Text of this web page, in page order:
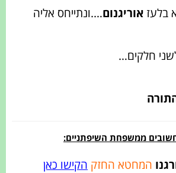
בלעז אוריגנום….ונתייחס אליה
חלקים…
ממשפחת השיפתניים:
המחטא החזק הקישו כאן